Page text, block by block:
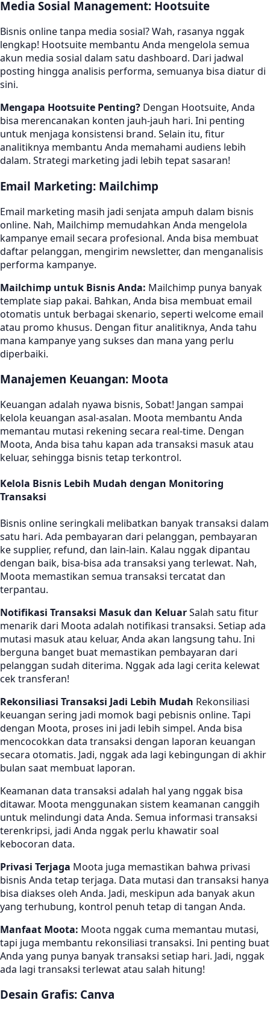
Media Sosial Management: Hootsuite
Bisnis online tanpa media sosial? Wah, rasanya nggak
lengkap! Hootsuite membantu Anda mengelola semua
akun media sosial dalam satu dashboard. Dari jadwal
posting hingga analisis performa, semuanya bisa diatur di
sini.
Mengapa Hootsuite Penting? Dengan Hootsuite, Anda
bisa merencanakan konten jauh-jauh hari. Ini penting
untuk menjaga konsistensi brand. Selain itu, fitur
analitiknya membantu Anda memahami audiens lebih
dalam. Strategi marketing jadi lebih tepat sasaran!
Email Marketing: Mailchimp
Email marketing masih jadi senjata ampuh dalam bisnis
online. Nah, Mailchimp memudahkan Anda mengelola
kampanye email secara profesional. Anda bisa membuat
daftar pelanggan, mengirim newsletter, dan menganalisis
performa kampanye.
Mailchimp untuk Bisnis Anda: Mailchimp punya banyak
template siap pakai. Bahkan, Anda bisa membuat email
otomatis untuk berbagai skenario, seperti welcome email
atau promo khusus. Dengan fitur analitiknya, Anda tahu
mana kampanye yang sukses dan mana yang perlu
diperbaiki.
Manajemen Keuangan: Moota
Keuangan adalah nyawa bisnis, Sobat! Jangan sampai
kelola keuangan asal-asalan. Moota membantu Anda
memantau mutasi rekening secara real-time. Dengan
Moota, Anda bisa tahu kapan ada transaksi masuk atau
keluar, sehingga bisnis tetap terkontrol.
Kelola Bisnis Lebih Mudah dengan Monitoring
Transaksi
Bisnis online seringkali melibatkan banyak transaksi dalam
satu hari. Ada pembayaran dari pelanggan, pembayaran
ke supplier, refund, dan lain-lain. Kalau nggak dipantau
dengan baik, bisa-bisa ada transaksi yang terlewat. Nah,
Moota memastikan semua transaksi tercatat dan
terpantau.
Notifikasi Transaksi Masuk dan KeluarSalah satu fitur
menarik dari Moota adalah notifikasi transaksi. Setiap ada
mutasi masuk atau keluar, Anda akan langsung tahu. Ini
berguna banget buat memastikan pembayaran dari
pelanggan sudah diterima. Nggak ada lagi cerita kelewat
cek transferan!
Rekonsiliasi Transaksi Jadi Lebih Mudah Rekonsiliasi
keuangan sering jadi momok bagi pebisnis online. Tapi
dengan Moota, proses ini jadi lebih simpel. Anda bisa
mencocokkan data transaksi dengan laporan keuangan
secara otomatis. Jadi, nggak ada lagi kebingungan di akhir
bulan saat membuat laporan.
Keamanan data transaksi adalah hal yang nggak bisa
ditawar. Moota menggunakan sistem keamanan canggih
untuk melindungi data Anda. Semua informasi transaksi
terenkripsi, jadi Anda nggak perlu khawatir soal
kebocoran data.
Privasi Terjaga Moota juga memastikan bahwa privasi
bisnis Anda tetap terjaga. Data mutasi dan transaksi hanya
bisa diakses oleh Anda. Jadi, meskipun ada banyak akun
yang terhubung, kontrol penuh tetap di tangan Anda.
Manfaat Moota: Moota nggak cuma memantau mutasi,
tapi juga membantu rekonsiliasi transaksi. Ini penting buat
Anda yang punya banyak transaksi setiap hari. Jadi, nggak
ada lagi transaksi terlewat atau salah hitung!
Desain Grafis: Canva